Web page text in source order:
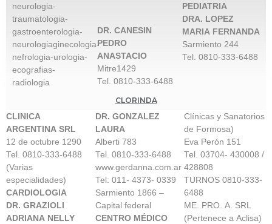
neurologia-
traumatologia-
gastroenterologia-
neurologiaginecologia-
nefrologia-urologia-
ecografias-
radiologia
DR. CANESIN
PEDRO
ANASTACIO
Mitre1429
Tel. 0810-333-6488
PEDIATRIA
DRA. LOPEZ
MARIA FERNANDA
Sarmiento 244
Tel. 0810-333-6488
CLORINDA
CLINICA
ARGENTINA SRL
12 de octubre 1290
Tel. 0810-333-6488
(Varias
especialidades)
CARDIOLOGIA
DR. GRAZIOLI
ADRIANA NELLY
DR. GONZALEZ
LAURA
Alberti 783
Tel. 0810-333-6488
www.gerdanna.com.ar
Tel: 011- 4373- 0339
Sarmiento 1866 –
Capital federal
CENTRO MÉDICO
Clínicas y Sanatorios
de Formosa)
Eva Perón 151
Tel. 03704- 430008 /
428808
TURNOS 0810-333-
6488
ME. PRO. A. SRL
(Pertenece a Aclisa)